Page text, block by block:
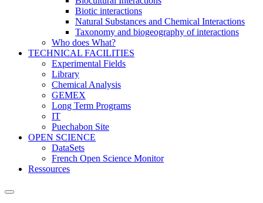
Biotic interactions
Natural Substances and Chemical Interactions
Taxonomy and biogeography of interactions
Who does What?
TECHNICAL FACILITIES
Experimental Fields
Library
Chemical Analysis
GEMEX
Long Term Programs
IT
Puechabon Site
OPEN SCIENCE
DataSets
French Open Science Monitor
Ressources